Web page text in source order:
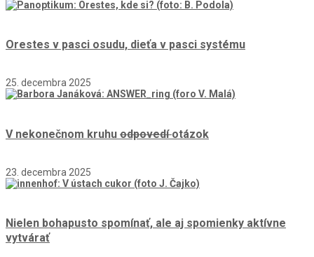
Orestes v pasci osudu, dieťa v pasci systému
25. decembra 2025
V nekonečnom kruhu odpovedíotázok
23. decembra 2025
Nielen bohapusto spomínať, ale aj spomienky aktívne
vytvárať